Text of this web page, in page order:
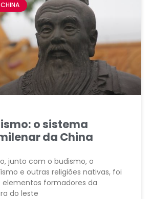
o sistema
da China
junto com o budismo, o
e outras religiões nativas, foi
elementos formadores da
do leste